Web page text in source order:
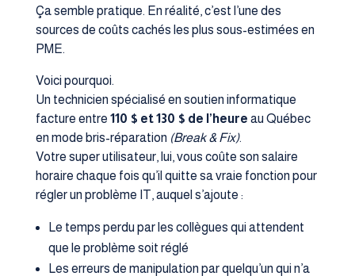
Ça semble pratique. En réalité, c’est l’une des
sources de coûts cachés les plus sous-estimées en
PME.
Voici pourquoi.
Un technicien spécialisé en soutien informatique
facture entre 110 $ et 130 $ de l’heure au Québec
en mode bris-réparation (Break & Fix).
Votre super utilisateur, lui, vous coûte son salaire
horaire chaque fois qu’il quitte sa vraie fonction pour
régler un problème IT, auquel s’ajoute :
Le temps perdu par les collègues qui attendent
que le problème soit réglé
Les erreurs de manipulation par quelqu’un qui n’a